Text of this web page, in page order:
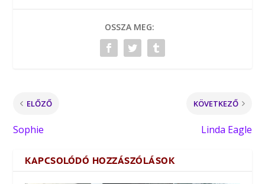
OSSZA MEG:
ELŐZŐ
Sophie
KÖVETKEZŐ
Linda Eagle
KAPCSOLÓDÓ HOZZÁSZÓLÁSOK